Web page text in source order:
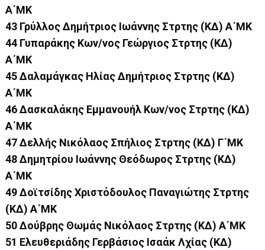
Α΄ΜΚ
43 Γρύλλος Δημήτριος Ιωάννης Στρτης (ΚΔ) Α΄ΜΚ
44 Γυπαράκης Κων/νος Γεώργιος Στρτης (ΚΔ)
Α΄ΜΚ
45 Δαλαμάγκας Ηλίας Δημήτριος Στρτης (ΚΔ)
Α΄ΜΚ
46 Δασκαλάκης Εμμανουήλ Κων/νος Στρτης (ΚΔ)
Α΄ΜΚ
47 Δελλής Νικόλαος Σπήλιος Στρτης (ΚΔ) Γ΄ΜΚ
48 Δημητρίου Ιωάννης Θεόδωρος Στρτης (ΚΔ)
Α΄ΜΚ
49 Δοϊτσίδης Χριστόδουλος Παναγιώτης Στρτης
(ΚΔ) Α΄ΜΚ
50 Δούβρης Θωμάς Νικόλαος Στρτης (ΚΔ) Α΄ΜΚ
51 Ελευθεριάδης Γερβάσιος Ισαάκ Λχίας (ΚΔ)